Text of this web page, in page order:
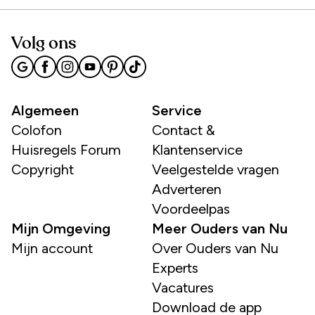
Volg ons
Algemeen
Colofon
Huisregels Forum
Copyright
Service
Contact &
Klantenservice
Veelgestelde vragen
Adverteren
Voordeelpas
Mijn Omgeving
Mijn account
Meer Ouders van Nu
Over Ouders van Nu
Experts
Vacatures
Download de app